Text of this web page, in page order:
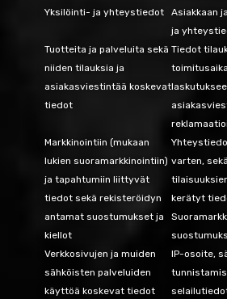
Yksilöinti- ja yhteystiedot
Asiakkaan
ja
Tuotteita ja palveluita sekä
niiden tilauksia ja
asiakasviestintää koskevat
tiedot
Tiedot
Markkinointiin (mukaan
lukien suoramarkkinointiin)
ja tapahtumiin liittyvät
tiedot sekä rekisteröidyn
antamat suostumukset ja
kiellot
varten,
kerätyt
Verkkosivujen ja muiden
sähköisten palveluiden
käyttöä koskevat tiedot
IP-osoite,